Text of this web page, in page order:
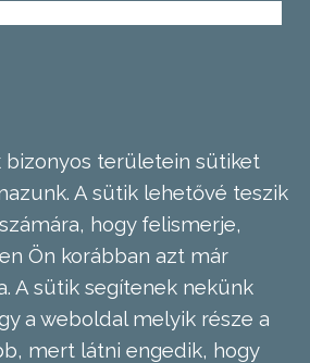
területein sütiket
A sütik lehetővé teszik
hogy felismerje,
Ön korábban azt már
A sütik segítenek nekünk
a weboldal melyik része a
mert látni engedik, hogy